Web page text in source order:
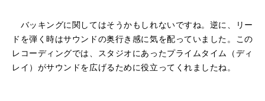
バッキングに関してはそうかもしれないですね。逆に、リー
ドを弾く時はサウンドの奥行き感に気を配っていました。この
レコーディングでは、スタジオにあったプライムタイム（ディ
レイ）がサウンドを広げるために役立ってくれましたね。